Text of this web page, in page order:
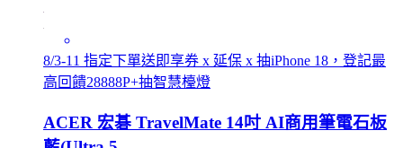
8/3-11 指定下單送即享券 x 延保 x 抽iPhone 18，登記最
高回饋28888P+抽智慧檯燈
ACER 宏碁 TravelMate 14吋 AI商用筆電石板